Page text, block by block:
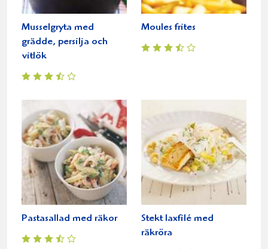
Musselgryta med
grädde, persilja och
vitlök
Moules frites
Pastasallad med räkor
Stekt laxfilé med
räkröra